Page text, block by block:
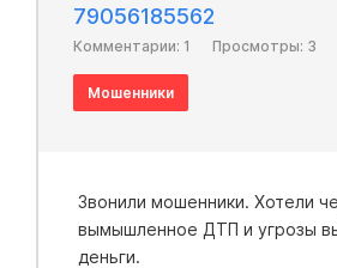
79056185562
Комментарии: 1 Просмотры: 3
Мошенники
Звонили мошенники. Хотели
вымышленное ДТП и угрозы
деньги.